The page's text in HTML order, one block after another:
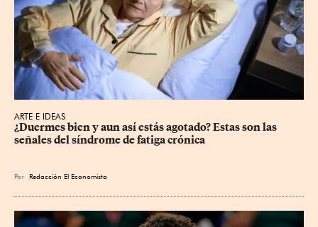
ARTE E IDEAS
¿Duermes bien y aun así estás agotado? Estas son las
señales del síndrome de fatiga crónica
Por Redacción El Economista